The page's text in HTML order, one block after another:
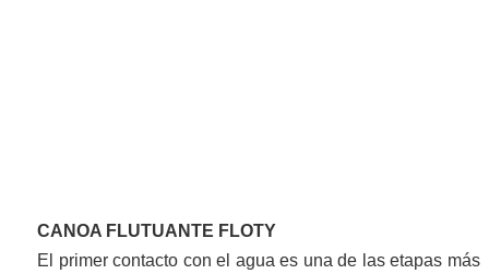
CANOA FLUTUANTE FLOTY
El primer contacto con el agua es una de las etapas más